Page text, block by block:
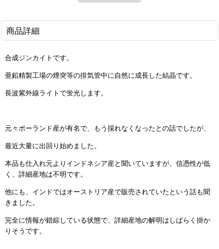
商品詳細
合成ジンカイトです。
亜鉛精製工場の煙突等の排気管中に自然に成長した結晶です。
長波紫外線ライトで蛍光します。
元々ポーランド産が有名で、もう採れなくなったとの話でしたが、
最近大量に出回り始めました。
本品も仕入れ元よりインドネシア産と聞いていますが、信憑性が低
く、詳細産地は不明です。
他にも、インドではオーストリア産で販売されていたという話も聞
きました。
完全に情報が錯綜している状態で、詳細産地の解明はしばらく掛か
りそうです。